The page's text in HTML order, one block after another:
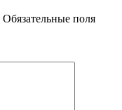
Обязательные поля